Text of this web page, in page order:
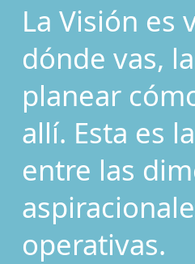
La Visión es
dónde vas,
planear
allí. Esta es
entre las
operativas.